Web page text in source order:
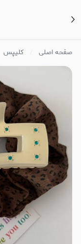
صفحه اصلی کلیپس